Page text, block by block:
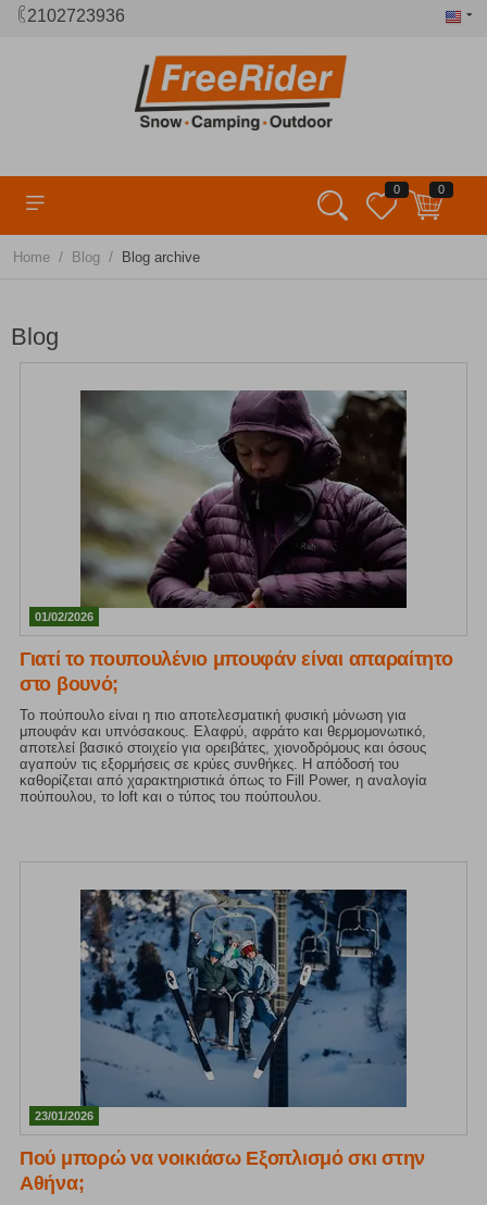
2102723936
0 0
Home / Blog / Blog archive
Blog
01/02/2026
Γιατί το πουπουλένιο μπουφάν είναι απαραίτητο
στο βουνό;
Το πούπουλο είναι η πιο αποτελεσματική φυσική μόνωση για
μπουφάν και υπνόσακους. Ελαφρύ, αφράτο και θερμομονωτικό,
αποτελεί βασικό στοιχείο για ορειβάτες, χιονοδρόμους και όσους
αγαπούν τις εξορμήσεις σε κρύες συνθήκες. Η απόδοσή του
καθορίζεται από χαρακτηριστικά όπως το Fill Power, η αναλογία
πούπουλου, το loft και ο τύπος του πούπουλου.
23/01/2026
Πού μπορώ να νοικιάσω Εξοπλισμό σκι στην
Αθήνα;